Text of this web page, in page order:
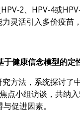
、HPV‑4或
灵活引入多价疫苗
于健康信念模型的定
方法，系统探讨
小组访谈，共纳
促进因素。